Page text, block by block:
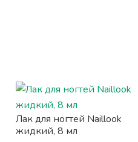
Лак для ногтей Naillook
жидкий, 8 мл